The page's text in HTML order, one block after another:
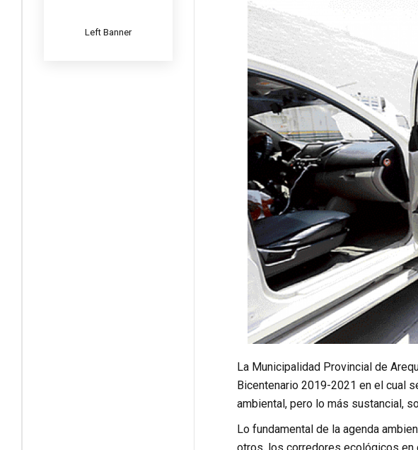
Left Banner
La Municipalidad Provincial de
Bicentenario 2019-2021 en el cual
ambiental, pero lo más sustancial,
Lo fundamental de la agenda